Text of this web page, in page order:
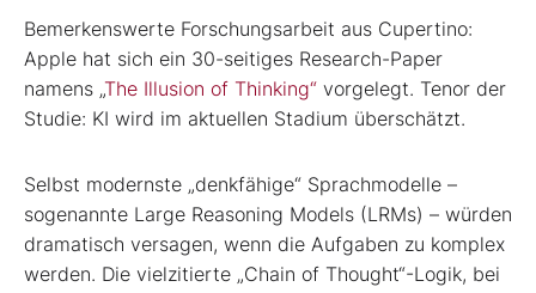
Bemerkenswerte Forschungsarbeit aus Cupertino:
Apple hat sich ein 30-seitiges Research-Paper
namens „The Illusion of Thinking“ vorgelegt. Tenor der
Studie: KI wird im aktuellen Stadium überschätzt.
Selbst modernste „denkfähige“ Sprachmodelle –
sogenannte Large Reasoning Models (LRMs) – würden
dramatisch versagen, wenn die Aufgaben zu komplex
werden. Die vielzitierte „Chain of Thought“-Logik, bei